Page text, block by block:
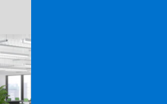
UNEIX-TE A LA IMPRESSIÓ SOSTENIBLE